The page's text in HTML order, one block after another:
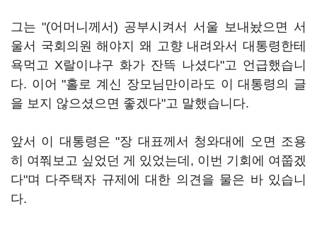
그는 "(어머니께서) 공부시켜서 서울 보내놨으면 서
울서 국회의원 해야지 왜 고향 내려와서 대통령한테
욕먹고 X랄이냐구 화가 잔뜩 나셨다"고 언급했습니
다. 이어 "홀로 계신 장모님만이라도 이 대통령의 글
을 보지 않으셨으면 좋겠다"고 말했습니다.
앞서 이 대통령은 "장 대표께서 청와대에 오면 조용
히 여쭤보고 싶었던 게 있었는데, 이번 기회에 여쭙겠
다"며 다주택자 규제에 대한 의견을 물은 바 있습니
다.